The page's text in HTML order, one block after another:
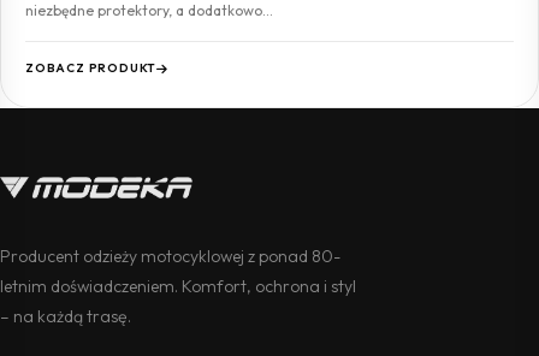
niezbędne protektory, a dodatkowo…
ZOBACZ PRODUKT
Producent odzieży motocyklowej z ponad 80-
letnim doświadczeniem. Komfort, ochrona i styl
– na każdą trasę.